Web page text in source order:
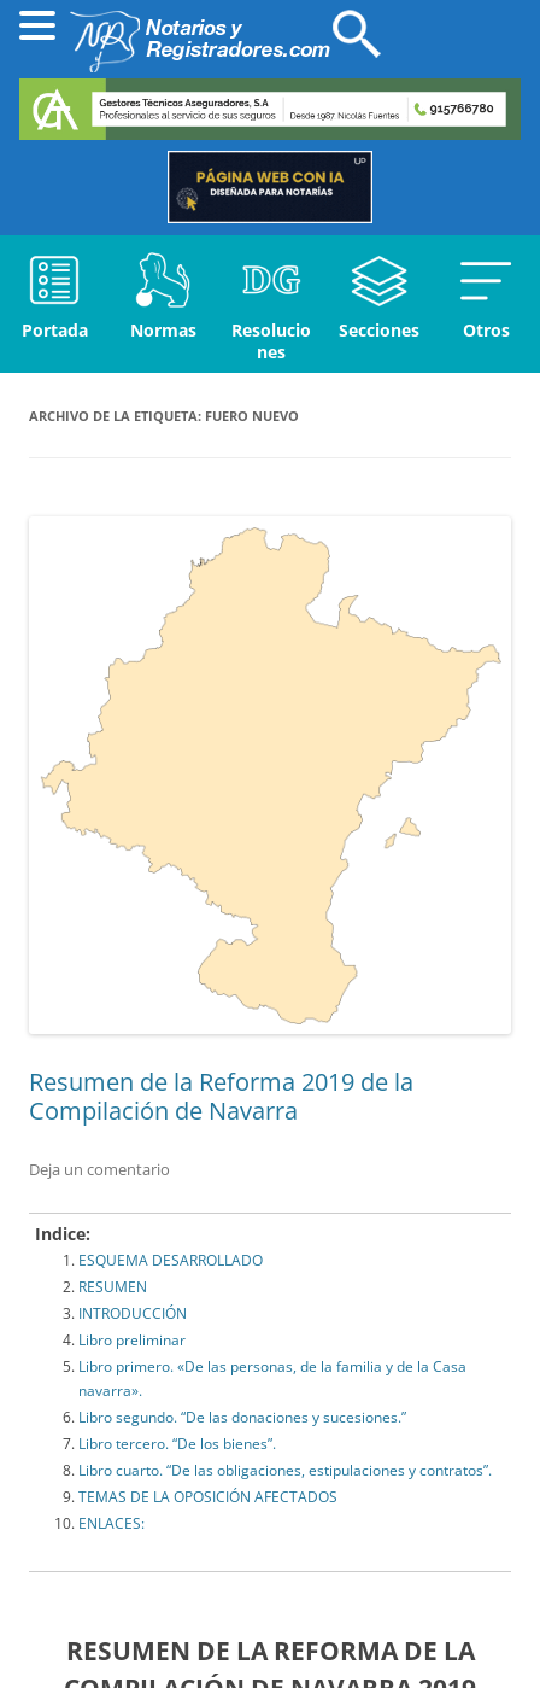
Portada Normas
Resolucio
nes
Secciones Otros
ARCHIVO DE LA ETIQUETA: FUERO NUEVO
Resumen de la Reforma 2019 de la
Compilación de Navarra
Deja un comentario
Indice:
ESQUEMA DESARROLLADO
RESUMEN
INTRODUCCIÓN
Libro preliminar
Libro primero. «De las personas, de la familia y de la Casa
navarra».
Libro segundo. “De las donaciones y sucesiones.”
Libro tercero. “De los bienes”.
Libro cuarto. “De las obligaciones, estipulaciones y contratos”.
TEMAS DE LA OPOSICIÓN AFECTADOS
ENLACES:
RESUMEN DE LA REFORMA DE LA